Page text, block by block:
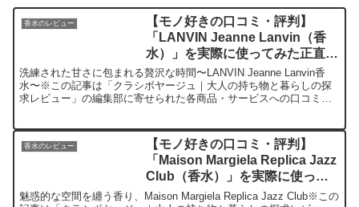
香水のレビュー
【モノ好きの口コミ・評判】
「LANVIN Jeanne Lanvin（香
水）」を実際に使ってみた正直感
想
洗練された甘さに包まれる贅沢な時間〜LANVIN Jeanne Lanvin香
水〜※この記事は「クラシボヤージュ｜大人の持ち物と暮らしの探
求レビュー」の編集部に寄せられた各商品・サービスへの口コミ今
香水のレビュー
【モノ好きの口コミ・評判】
「Maison Margiela Replica Jazz
Club（香水）」を実際に使って
みた正直感想
魅惑的な空間を纏う香り、Maison Margiela Replica Jazz Club※この